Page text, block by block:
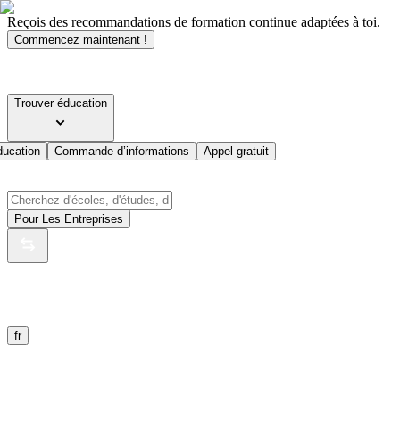
Reçois des recommandations de formation continue adaptées à toi.
Commencez maintenant !
Trouver éducation
Commande d’informations Appel gratuit
Pour Les Entreprises
fr